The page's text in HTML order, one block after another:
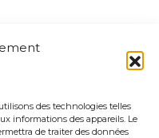
des technologies telles
informations des appareils. Le
de traiter des données